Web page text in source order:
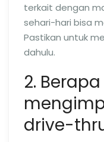
terkait dengan
sehari-hari bisa
Pastikan untuk
dahulu.
2.
drive-